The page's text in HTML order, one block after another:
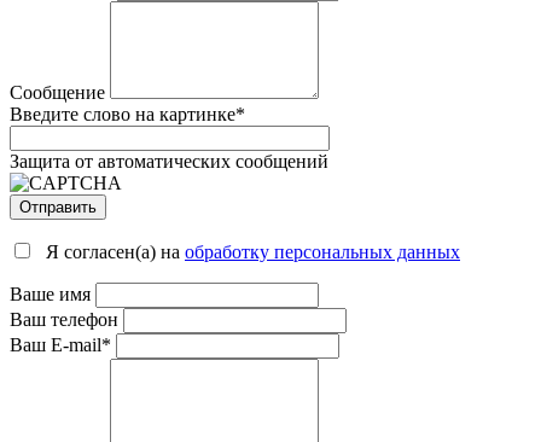
Сообщение
Введите слово на картинке*
Защита от автоматических сообщений
Я согласен(а) на обработку персональных данных
Ваше имя
Ваш телефон
Ваш E-mail*